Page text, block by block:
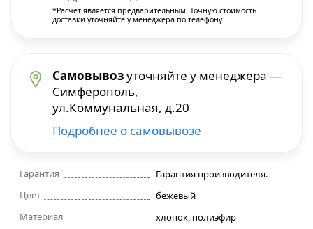
Гарантия
Гарантия производителя.
Цвет
бежевый
Материал
хлопок, полиэфир
*Расчет является предварительным. Точную стоимость
доставки уточняйте у менеджера по телефону
Самовывозуточняйте у менеджера —
Симферополь,
ул.Коммунальная, д.20
Подробнее о самовывозе
Строительные фены
Фрезеры
Штроборезы
Шуруповерты и электроотвертки
Электролобзики